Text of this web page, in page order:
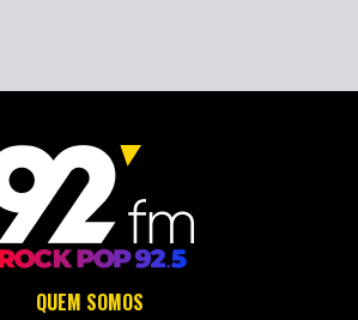
QUEM SOMOS